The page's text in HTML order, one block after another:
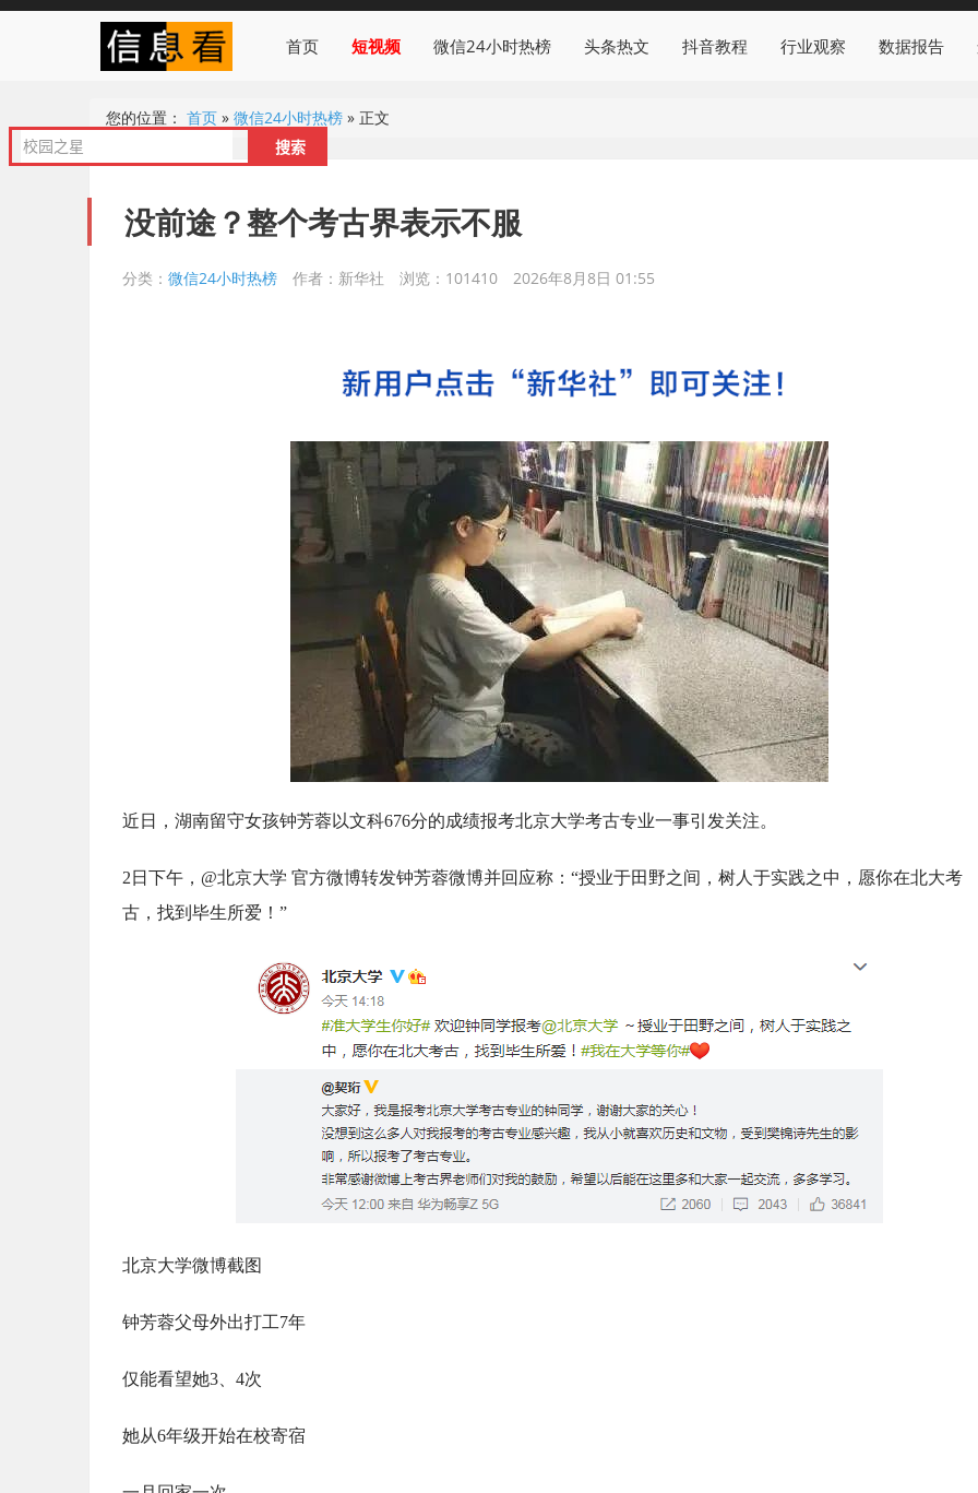
首页 短视频 微信24小时热榜 头条热文 抖音教程 行业观察 数据报告
您的位置： 首页 » 微信24小时热榜 » 正文
没前途？整个考古界表示不服
分类： 微信24小时热榜 作者：新华社 浏览：101410 2026年8月8日 01:55
近日，湖南留守女孩钟芳蓉以文科676分的成绩报考北京大学考古专业一事引发关注。
2日下午，@北京大学 官方微博转发钟芳蓉微博并回应称：“授业于田野之间，树人于实践之中，愿你在北大考
古，找到毕生所爱！”
北京大学微博截图
钟芳蓉父母外出打工7年
仅能看望她3、4次
她从6年级开始在校寄宿